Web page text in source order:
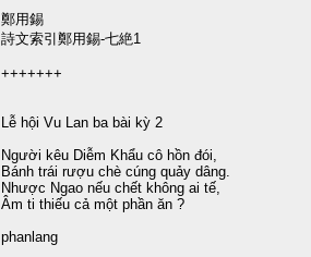
鄭用錫
詩文索引鄭用錫-七絶1
+++++++
Lễ hội Vu Lan ba bài kỳ 2
Người kêu Diễm Khẩu cô hồn đói,
Bánh trái rượu chè cúng quảy dâng.
Nhược Ngao nếu chết không ai tế,
Âm ti thiếu cả một phần ăn ?
phanlang